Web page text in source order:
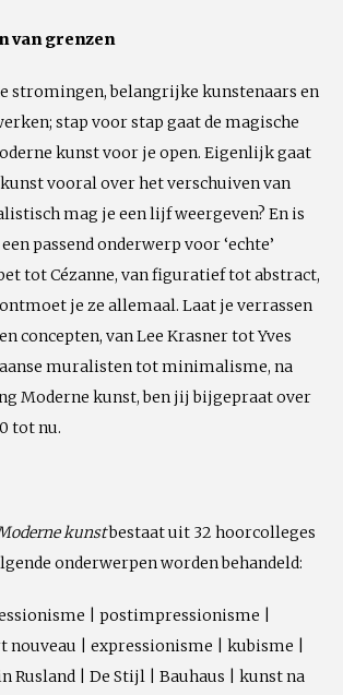
van grenzen
stromingen, belangrijke kunstenaars en
stap voor stap gaat de magische
kunst voor je open. Eigenlijk gaat
vooral over het verschuiven van
mag je een lijf weergeven? En is
passend onderwerp voor ‘echte’
tot Cézanne, van figuratief tot abstract,
je ze allemaal. Laat je verrassen
concepten, van Lee Krasner tot Yves
muralisten tot minimalisme, na
Moderne kunst, ben jij bijgepraat over
tot nu.
kunstbestaat uit 32 hoorcolleges
onderwerpen worden behandeld:
| postimpressionisme |
| expressionisme | kubisme |
Rusland | De Stijl | Bauhaus | kunst na